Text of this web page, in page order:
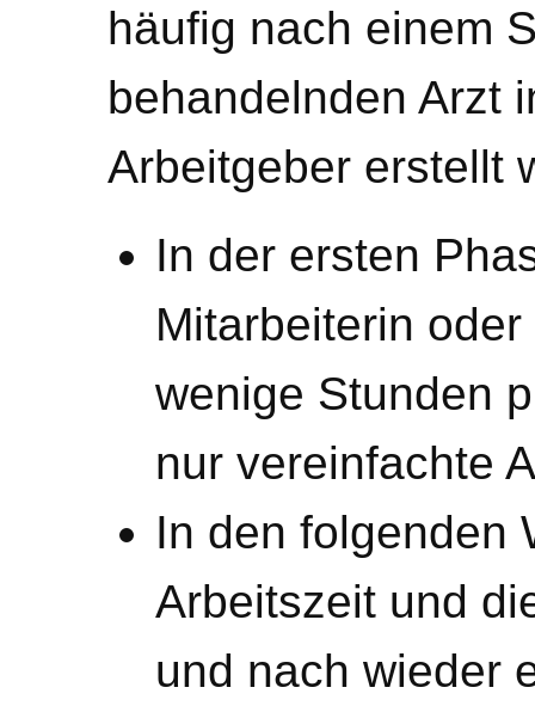
häufig nach einem
behandelnden Arzt
Arbeitgeber erstellt
In der ersten
Mitarbeiterin
wenige Stunden
nur vereinfachte
In den folgenden
Arbeitszeit und
und nach wieder